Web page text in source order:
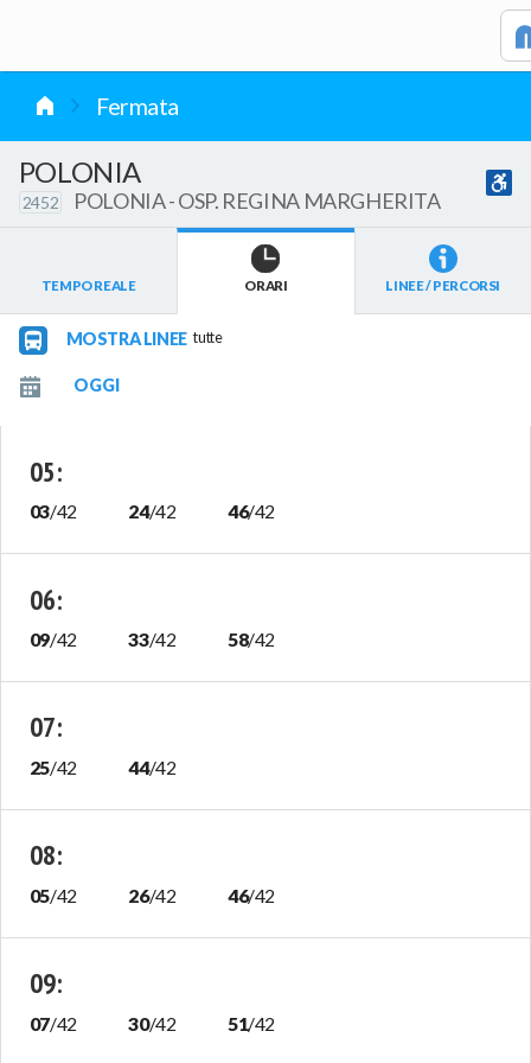
Fermata
POLONIA
2452 POLONIA - OSP. REGINA MARGHERITA
TEMPO REALE ORARI LINEE / PERCORSI
MOSTRA LINEE tutte
05:
03/42 24/42 46/42
06:
09/42 33/42 58/42
07:
25/42 44/42
08:
05/42 26/42 46/42
09:
07/42 30/42 51/42